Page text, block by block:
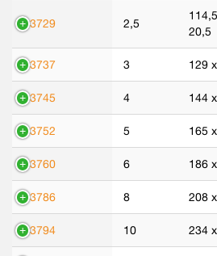
43729 2,5
20,5
43737 3 129
43745 4 144
43752 5 165
43760 6 186
43786 8 208
43794 10 234